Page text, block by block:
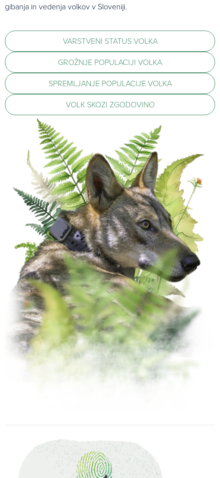
gibanja in vedenja volkov v Sloveniji.
VARSTVENI STATUS VOLKA
GROŽNJE POPULACIJI VOLKA
SPREMLJANJE POPULACIJE VOLKA
VOLK SKOZI ZGODOVINO